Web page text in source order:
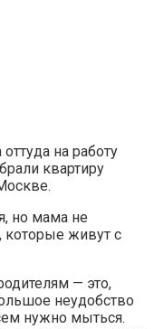
на работу
квартиру
— это,
неудобство
нужно мыться.